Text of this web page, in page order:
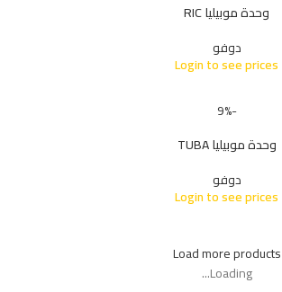
وحدة موبيليا RIC
دوفو
Login to see prices
-9%
وحدة موبيليا TUBA
دوفو
Login to see prices
Load more products
Loading...